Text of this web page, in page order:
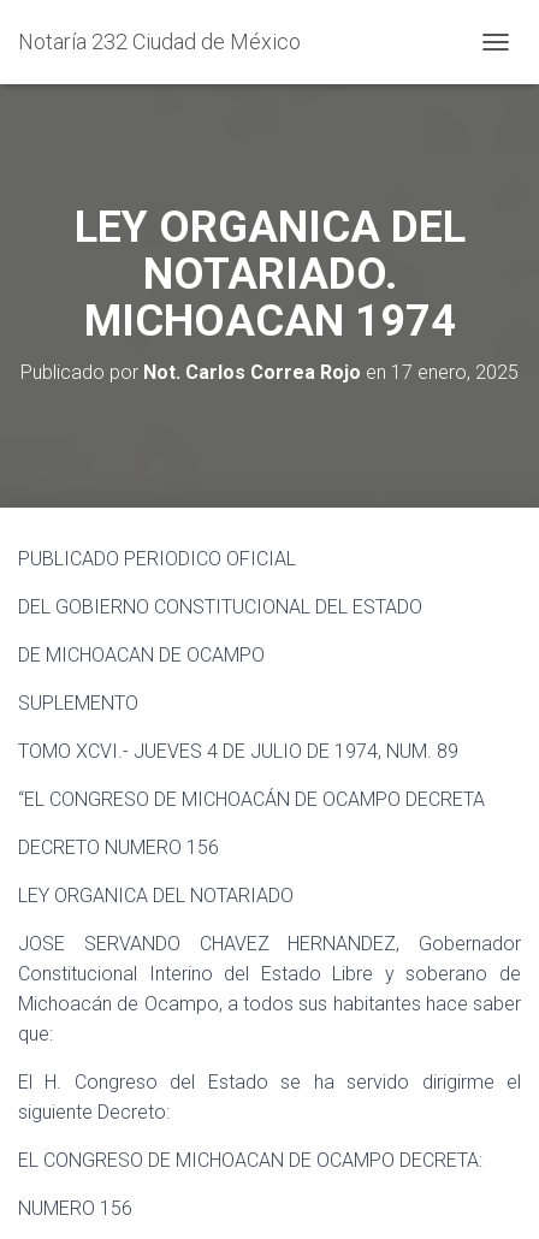
Notaría 232 Ciudad de México
A
A
LEY ORGANICA DEL
NOTARIADO.
MICHOACAN 1974
Publicado por Not. Carlos Correa Rojo en 17 enero, 2025
PUBLICADO PERIODICO OFICIAL
DEL GOBIERNO CONSTITUCIONAL DEL ESTADO
DE MICHOACAN DE OCAMPO
SUPLEMENTO
TOMO XCVI.- JUEVES 4 DE JULIO DE 1974, NUM. 89
“EL CONGRESO DE MICHOACÁN DE OCAMPO DECRETA
DECRETO NUMERO 156
LEY ORGANICA DEL NOTARIADO
JOSE SERVANDO CHAVEZ HERNANDEZ, Gobernador
Constitucional Interino del Estado Libre y soberano de
Michoacán de Ocampo, a todos sus habitantes hace saber
que:
El H. Congreso del Estado se ha servido dirigirme el
siguiente Decreto:
EL CONGRESO DE MICHOACAN DE OCAMPO DECRETA:
NUMERO 156